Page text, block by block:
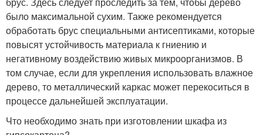
было максимальной сухим. Также рекомендуется
обработать брус специальными антисептиками, которые
повысят устойчивость материала к гниению и
негативному воздействию живых микроорганизмов. В
том случае, если для укрепления использовать влажное
дерево, то металлический каркас может перекоситься в
процессе дальнейшей эксплуатации.
Что необходимо знать при изготовлении шкафа из